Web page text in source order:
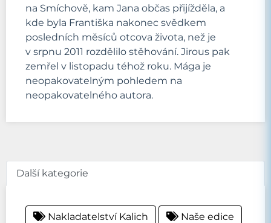
na Smíchově, kam Jana občas přijížděla, a
kde byla Františka nakonec svědkem
posledních měsíců otcova života, než je
v srpnu 2011 rozdělilo stěhování. Jirous pak
zemřel v listopadu téhož roku. Mága je
neopakovatelným pohledem na
neopakovatelného autora.
Další kategorie
Nakladatelství Kalich
Naše edice